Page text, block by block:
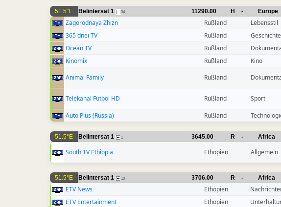
51.5°E Belintersat 1 34 11290.00 H - Europe
Zagorodnaya Zhizn Rußland Lebensstil
365 dnei TV
Rußland Geschichte
Ocean TV
Rußland
Kinomix
Rußland Kino
Animal Family
Rußland
Telekanal Futbol HD Rußland Sport
Auto Plus (Russia) Rußland
51.5°E Belintersat 1 1 3645.00 R - Africa
South TV Ethiopia Ethopien Allgemein
51.5°E Belintersat 1 10 3706.00 R - Africa
ETV News Ethopien
ETV Entertainment
Ethopien